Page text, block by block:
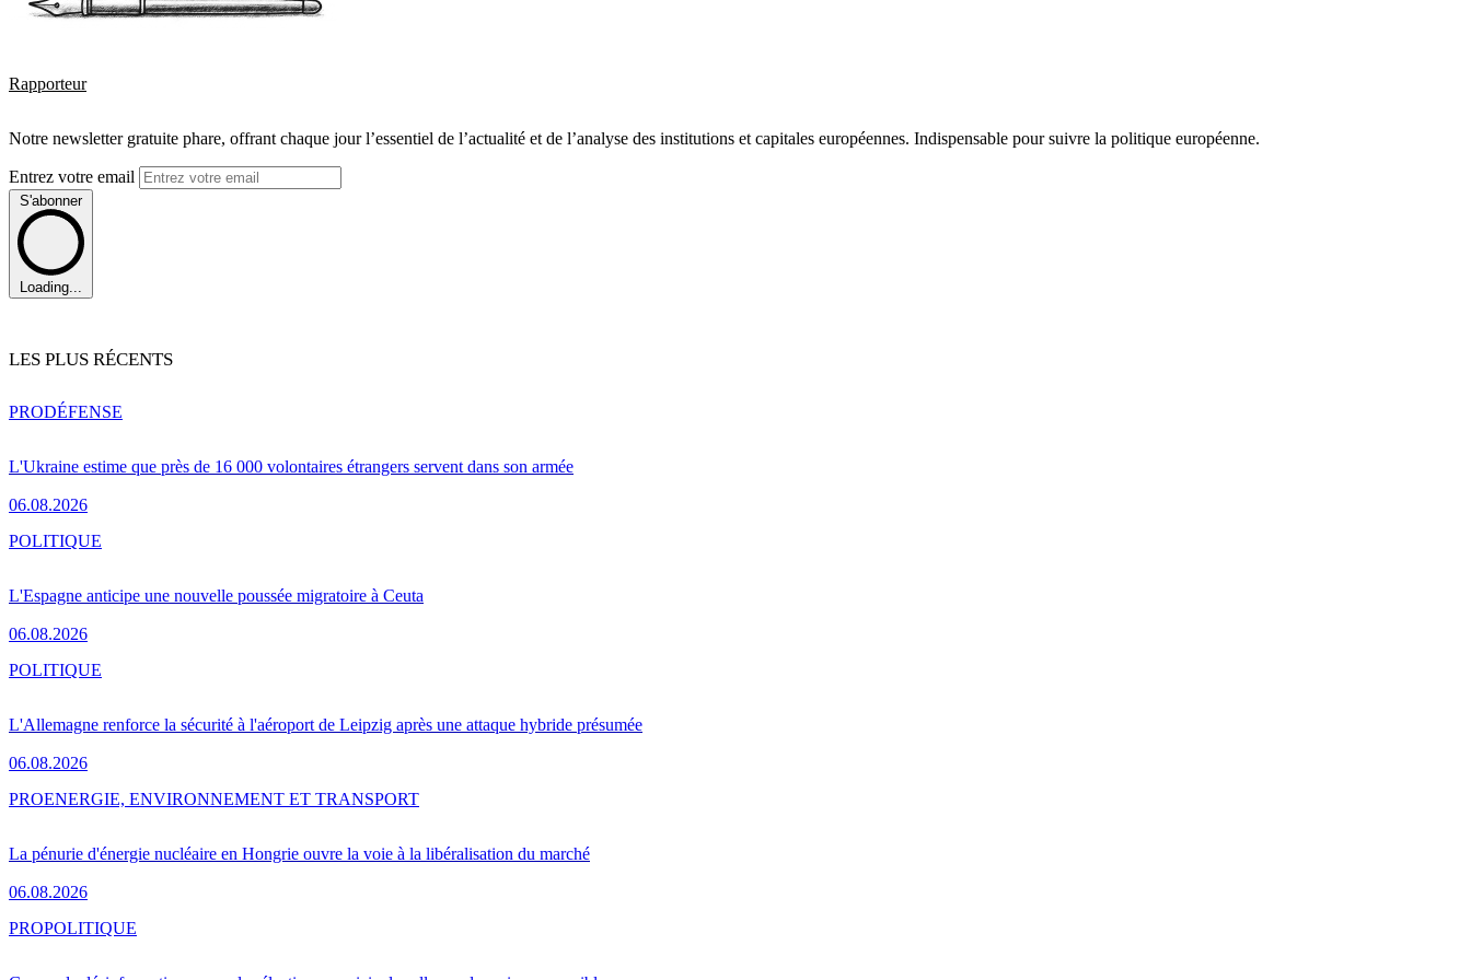
Rapporteur
Notre newsletter gratuite phare, offrant chaque jour l’essentiel de l’actualité et de l’analyse des institutions et capitales européennes. Indispensable pour suivre la politique européenne.
Entrez votre email
S'abonner
Loading...
LES PLUS RÉCENTS
L'Ukraine estime que près de 16 000 volontaires étrangers servent dans son armée
06.08.2026
PRODÉFENSE
L'Espagne anticipe une nouvelle poussée migratoire à Ceuta
06.08.2026
POLITIQUE
L'Allemagne renforce la sécurité à l'aéroport de Leipzig après une attaque hybride présumée
06.08.2026
POLITIQUE
La pénurie d'énergie nucléaire en Hongrie ouvre la voie à la libéralisation du marché
06.08.2026
PROENERGIE, ENVIRONNEMENT ET TRANSPORT
PROPOLITIQUE